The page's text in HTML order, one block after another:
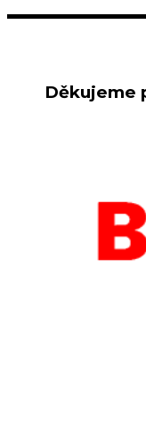
Děkujeme